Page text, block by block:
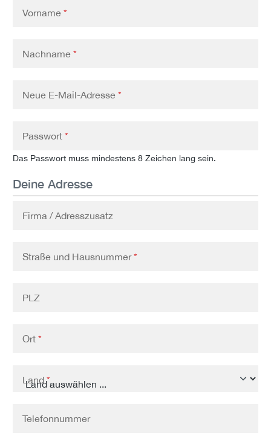
Vorname *
Nachname *
Neue E-Mail-Adresse *
Passwort *
Das Passwort muss mindestens 8 Zeichen lang sein.
Deine Adresse
Firma / Adresszusatz
Straße und Hausnummer*
PLZ
Ort *
Land*
Telefonnummer